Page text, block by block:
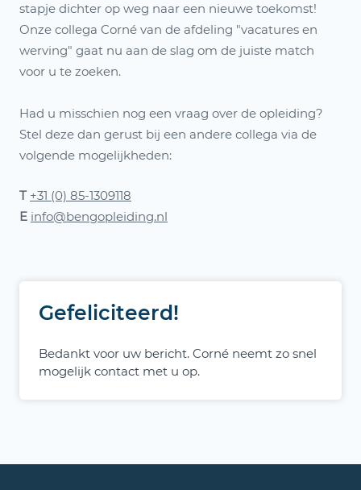
stapje dichter op weg naar een nieuwe toekomst!
Onze collega Corné van de afdeling "vacatures en
werving" gaat nu aan de slag om de juiste match
voor u te zoeken.
Had u misschien nog een vraag over de opleiding?
Stel deze dan gerust bij een andere collega via de
volgende mogelijkheden:
T +31 (0) 85-1309118
E info@bengopleiding.nl
Gefeliciteerd!
Bedankt voor uw bericht. Corné neemt zo snel
mogelijk contact met u op.